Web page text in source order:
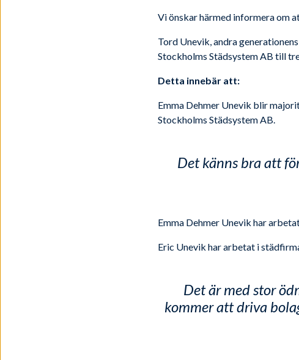
Vi önskar härmed informera om
Tord Unevik, andra
Stockholms Städsystem AB till
Detta innebär att:
Emma Dehmer Unevik blir
Stockholms Städsystem AB.
Det känns bra att
Emma Dehmer Unevik har
Eric Unevik har arbetat i
Det är med stor
kommer att driva